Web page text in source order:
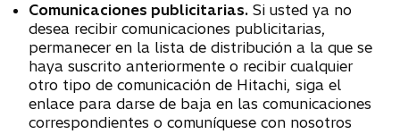
Comunicaciones publicitarias. Si usted ya no
desea recibir comunicaciones publicitarias,
permanecer en la lista de distribución a la que se
haya suscrito anteriormente o recibir cualquier
otro tipo de comunicación de Hitachi, siga el
enlace para darse de baja en las comunicaciones
correspondientes o comuníquese con nosotros